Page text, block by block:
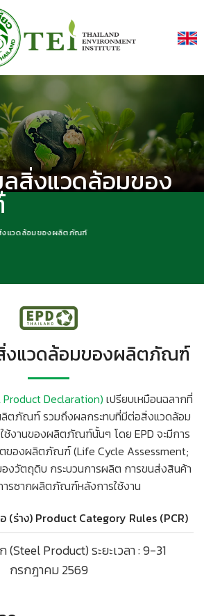
สิ่งแวดล้อมของ
งแวดล้อมของผลิตภัณฑ์
งแวดล้อมของผลิตภัณฑ์
Declaration) เปรียบเหมือนฉลากที่
ตภัณฑ์ รวมถึงผลกระทบที่มีต่อสิ่งแวดล้อม
ช้งานของผลิตภัณฑ์นั้นๆ โดย EPD จะมีการ
ของผลิตภัณฑ์ (Life Cycle Assessment;
องวัตถุดิบ กระบวนการผลิต การขนส่งสินค้า
ารซากผลิตภัณฑ์หลังการใช้งาน
(ร่าง) Product Category Rules (PCR)
Product) ระยะเวลา : 9-31
กรกฎาคม 2569